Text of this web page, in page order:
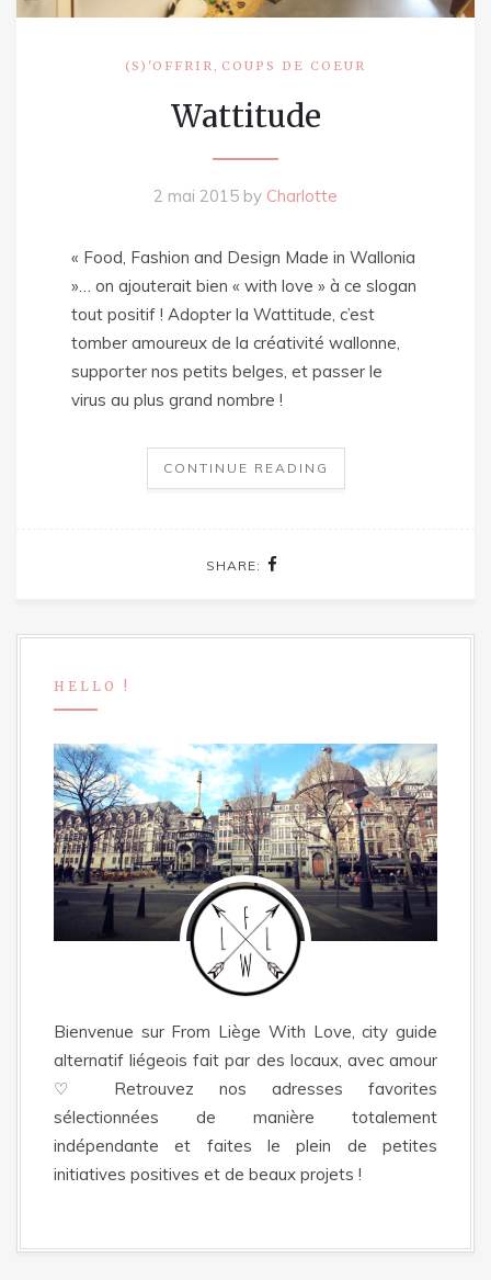
(S)'OFFRIR , COUPS DE COEUR
Wattitude
2 mai 2015 by Charlotte
« Food, Fashion and Design Made in Wallonia
»… on ajouterait bien « with love » à ce slogan
tout positif ! Adopter la Wattitude, c’est
tomber amoureux de la créativité wallonne,
supporter nos petits belges, et passer le
virus au plus grand nombre !
CONTINUE READING
SHARE:
HELLO !
Bienvenue sur From Liège With Love, city guide
alternatif liégeois fait par des locaux, avec amour
♡ Retrouvez nos adresses favorites
sélectionnées de manière totalement
indépendante et faites le plein de petites
initiatives positives et de beaux projets !